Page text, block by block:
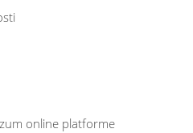
online platforme